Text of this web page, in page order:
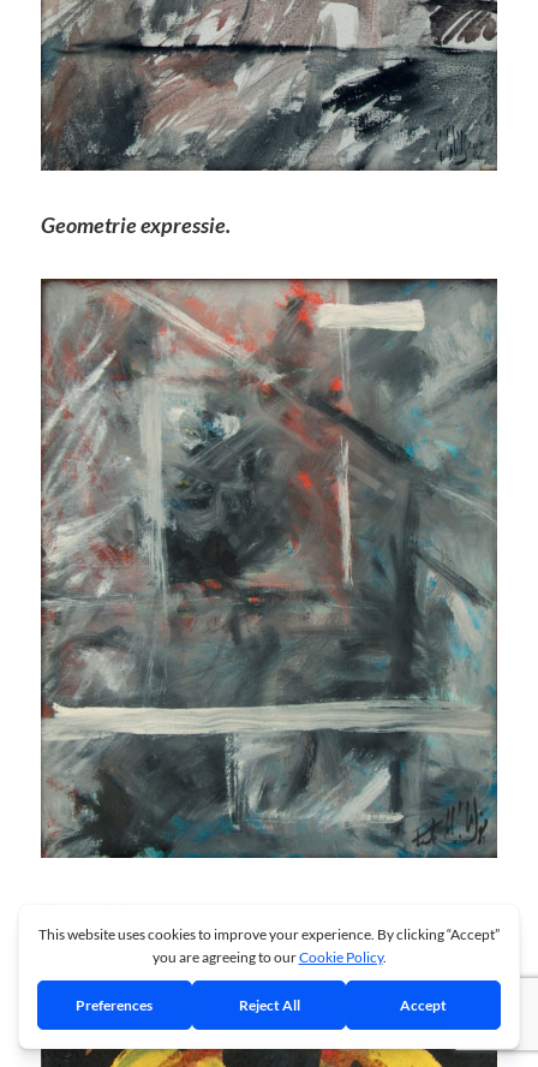
Geometrie expressie.